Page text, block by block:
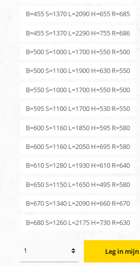
B=455 S=1370 L=2090 H=655 R=685
B=455 S=1370 L=2290 H=755 R=686
B=500 S=1000 L=1700 H=550 R=500
B=500 S=1100 L=1900 H=630 R=550
B=550 S=1000 L=1700 H=550 R=500
B=595 S=1100 L=1700 H=530 R=550
B=600 S=1160 L=1850 H=595 R=580
B=600 S=1160 L=2050 H=695 R=580
B=610 S=1280 L=1930 H=610 R=640
B=650 S=1150 L=1650 H=495 R=580
B=670 S=1340 L=2090 H=660 R=670
B=680 S=1260 L=2175 H=730 R=630
Leg in